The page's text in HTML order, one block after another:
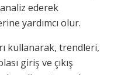
ederek
yardımcı olur.
kullanarak, trendleri,
giriş ve çıkış